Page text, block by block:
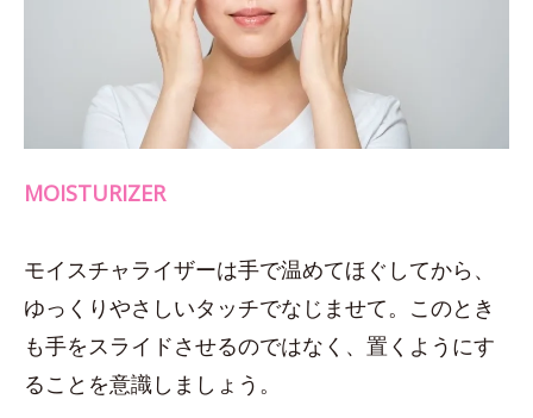
MOISTURIZER
モイスチャライザーは手で温めてほぐしてから、
ゆっくりやさしいタッチでなじませて。このとき
も手をスライドさせるのではなく、置くようにす
ることを意識しましょう。